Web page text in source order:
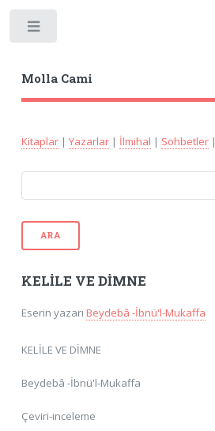
Molla Cami
Kitaplar| Yazarlar| İlmihal | Sohbetler|
ARA
KELİLE VE DİMNE
Eserin yazarı Beydebâ -İbnü'l-Mukaffa
KELİLE VE DİMNE
Beydebâ -İbnü'l-Mukaffa
Çeviri-inceleme